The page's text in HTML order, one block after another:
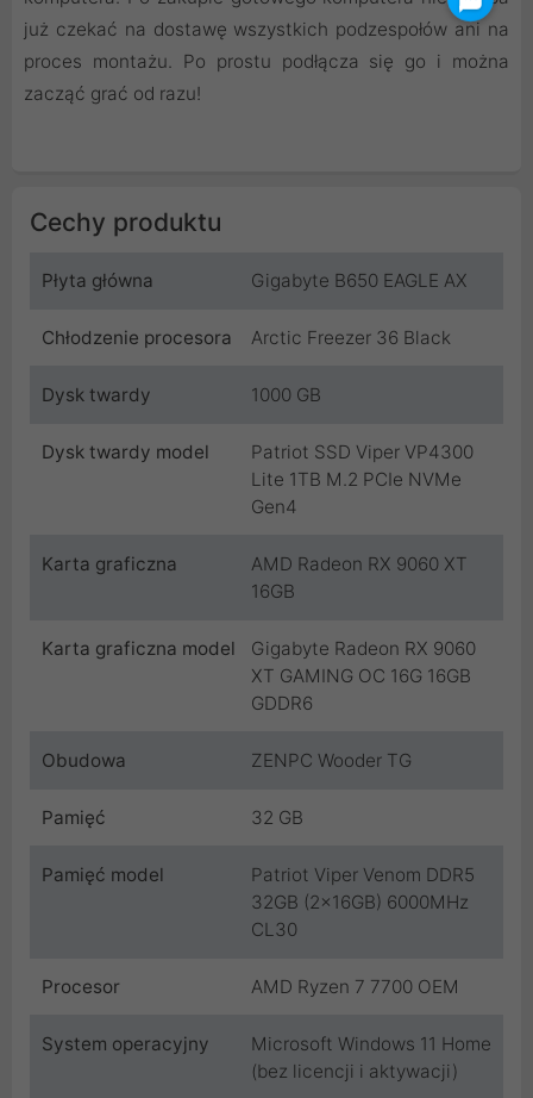
już czekać na dostawę wszystkich podzespołów ani na
proces montażu. Po prostu podłącza się go i można
zacząć grać od razu!
Cechy produktu
Płyta główna Gigabyte B650 EAGLE AX
Chłodzenie procesora Arctic Freezer 36 Black
Dysk twardy 1000 GB
Dysk twardy model
Patriot SSD Viper VP4300
Lite 1TB M.2 PCIe NVMe
Gen4
Karta graficzna
AMD Radeon RX 9060 XT
16GB
Karta graficzna model
Gigabyte Radeon RX 9060
XT GAMING OC 16G 16GB
GDDR6
Obudowa ZENPC Wooder TG
Pamięć 32 GB
Pamięć model
Patriot Viper Venom DDR5
32GB (2x16GB) 6000MHz
CL30
Procesor AMD Ryzen 7 7700 OEM
System operacyjny
Microsoft Windows 11 Home
(bez licencji i aktywacji)